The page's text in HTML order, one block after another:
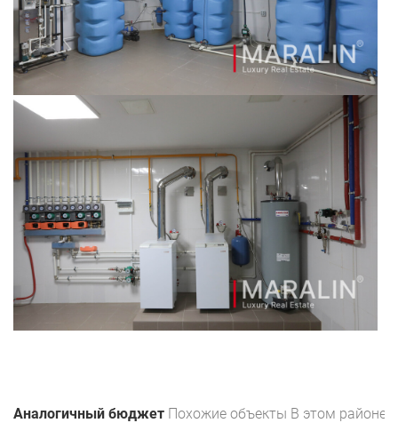
Аналогичный бюджет Похожие объекты В этом районе